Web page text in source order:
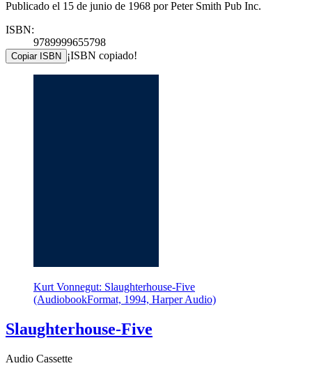
Publicado el 15 de junio de 1968 por Peter Smith Pub Inc.
ISBN:
9789999655798
Copiar ISBN ¡ISBN copiado!
Kurt Vonnegut: Slaughterhouse-Five
(AudiobookFormat, 1994, Harper Audio)
Slaughterhouse-Five
Audio Cassette